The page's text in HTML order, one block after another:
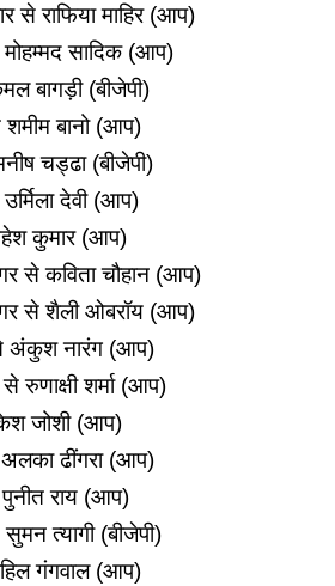
से राफिया माहिर (आप)
मोहम्मद सादिक (आप)
बागड़ी (बीजेपी)
बानो (आप)
चड्ढा (बीजेपी)
देवी (आप)
कुमार (आप)
से कविता चौहान (आप)
से शैली ओबरॉय (आप)
अंकुश नारंग (आप)
रुणाक्षी शर्मा (आप)
जोशी (आप)
अलका ढींगरा (आप)
राय (आप)
त्यागी (बीजेपी)
गंगवाल (आप)